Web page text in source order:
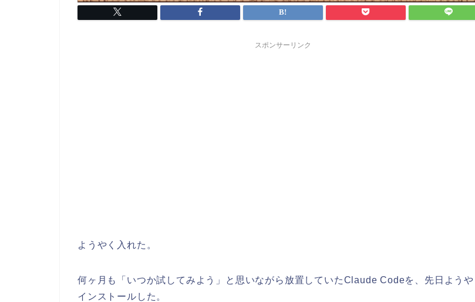
スポンサーリンク
ようやく入れた。
何ヶ月も「いつか試してみよう」と思いながら放置していたClaude Codeを、先日ようや
インストールした。